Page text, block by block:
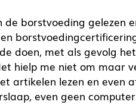
borstvoeding gelezen
doen, met als gevolg
hielp me niet om maar
artikelen lezen en even
even geen